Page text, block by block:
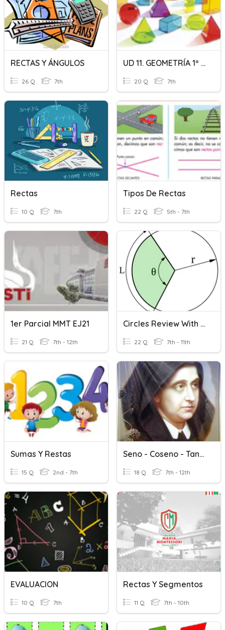
RECTAS Y ÁNGULOS
26 Q 7th
UD 11. GEOMETRÍA 1º ESO
20 Q 7th
Rectas
10 Q 7th
Tipos De Rectas
22 Q 5th - 7th
1er Parcial MMT EJ21
21 Q 7th - 12th
Circles Review With Tangents
22 Q 7th - 11th
Sumas Y Restas
15 Q 2nd - 7th
Seno - Coseno - Tangente...
18 Q 7th - 12th
EVALUACION
10 Q 7th
Rectas Y Segmentos
11 Q 7th - 10th